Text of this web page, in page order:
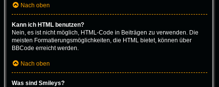
Nach oben
Kann ich HTML benutzen?
Nein, es ist nicht möglich, HTML-Code in Beiträgen zu verwenden. Die
meisten Formatierungsmöglichkeiten, die HTML bietet, können über
BBCode erreicht werden.
Nach oben
Was sind Smileys?